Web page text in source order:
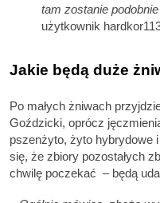
tam zostanie
użytkownik
Jakie będą duże
Po małych żniwach
Goździcki, oprócz
pszenżyto, żyto hybrydowe
się, że zbiory pozostałych
chwilę poczekać – będą